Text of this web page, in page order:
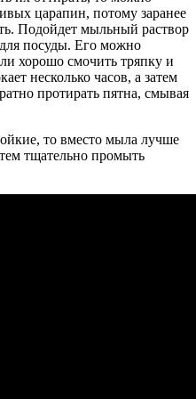
царапин, потому заранее
Подойдет мыльный раствор
посуды. Его можно
хорошо смочить тряпку и
несколько часов, а затем
протирать пятна, смывая
то вместо мыла лучше
тщательно промыть